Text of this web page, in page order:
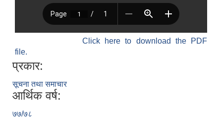
Click here to download the PDF
file.
प्रकार:
सूचना तथा समाचार
आर्थिक वर्ष:
७७/७८